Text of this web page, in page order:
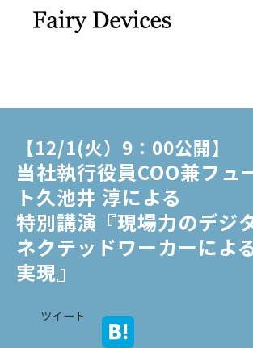
THINKLET®︎ / CWS
AI解析
mimi®︎
COMPANY
IP＆PUBLICATION
【12/1(火）9：00公開】
当社執行役員COO兼フュ
ト久池井 淳による
特別講演『現場力のデジ
ネクテッドワーカーによ
実現』
ツイート